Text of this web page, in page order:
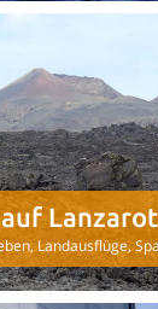
Landausflüge,